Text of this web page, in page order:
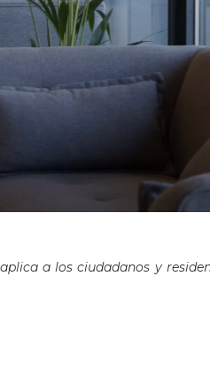
a los ciudadanos y